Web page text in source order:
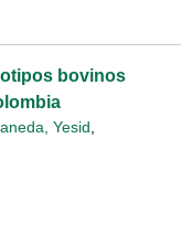
bovinos
Yesid